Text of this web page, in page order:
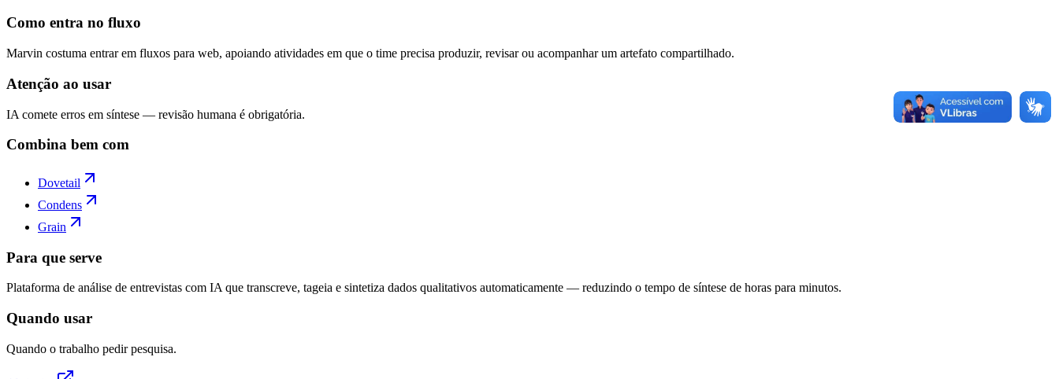
Como entra no fluxo
Marvin costuma entrar em fluxos para web, apoiando atividades em que o time precisa produzir, revisar ou acompanhar um artefato compartilhado.
Atenção ao usar
IA comete erros em síntese — revisão humana é obrigatória.
Combina bem com
Dovetail
Condens
Grain
Para que serve
Plataforma de análise de entrevistas com IA que transcreve, tageia e sintetiza dados qualitativos automaticamente — reduzindo o tempo de síntese de horas para minutos.
Quando usar
Quando o trabalho pedir pesquisa.